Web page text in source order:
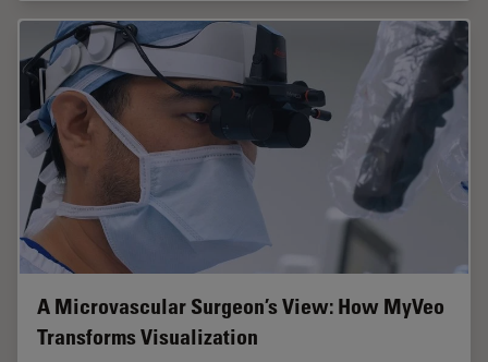
A Microvascular Surgeon’s View: How MyVeo
Transforms Visualization